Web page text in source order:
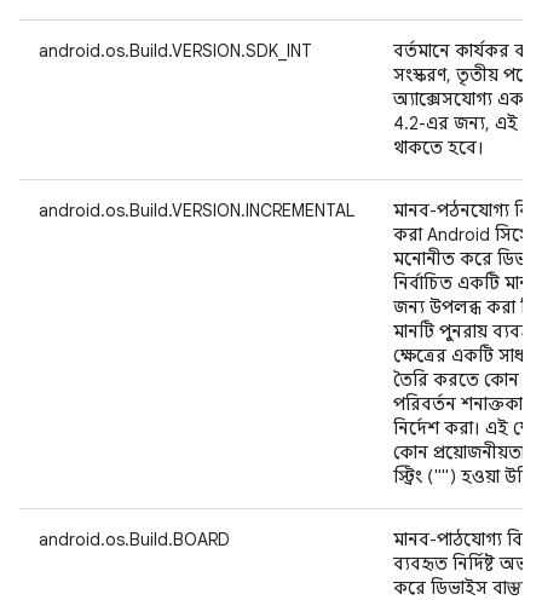
android.os.Build.VERSION.SDK_INT
বর্তমানে কার্যকর
সংস্করণ, তৃতীয়
অ্যাক্সেসযোগ্য
4.2-এর জন্য, এই
থাকতে হবে।
android.os.Build.VERSION.INCREMENTAL
মানব-পঠনযোগ্য
করা Android
মনোনীত করে ডিভাইস
নির্বাচিত একটি
জন্য উপলব্ধ করা
মানটি পুনরায়
ক্ষেত্রের একটি
তৈরি করতে কোন
পরিবর্তন
নির্দেশ করা। এই
কোন প্রয়োজনীয়তা
স্ট্রিং ("") হওয়া
android.os.Build.BOARD
মানব-পাঠযোগ্য
ব্যবহৃত নির্দিষ্ট
করে ডিভাইস